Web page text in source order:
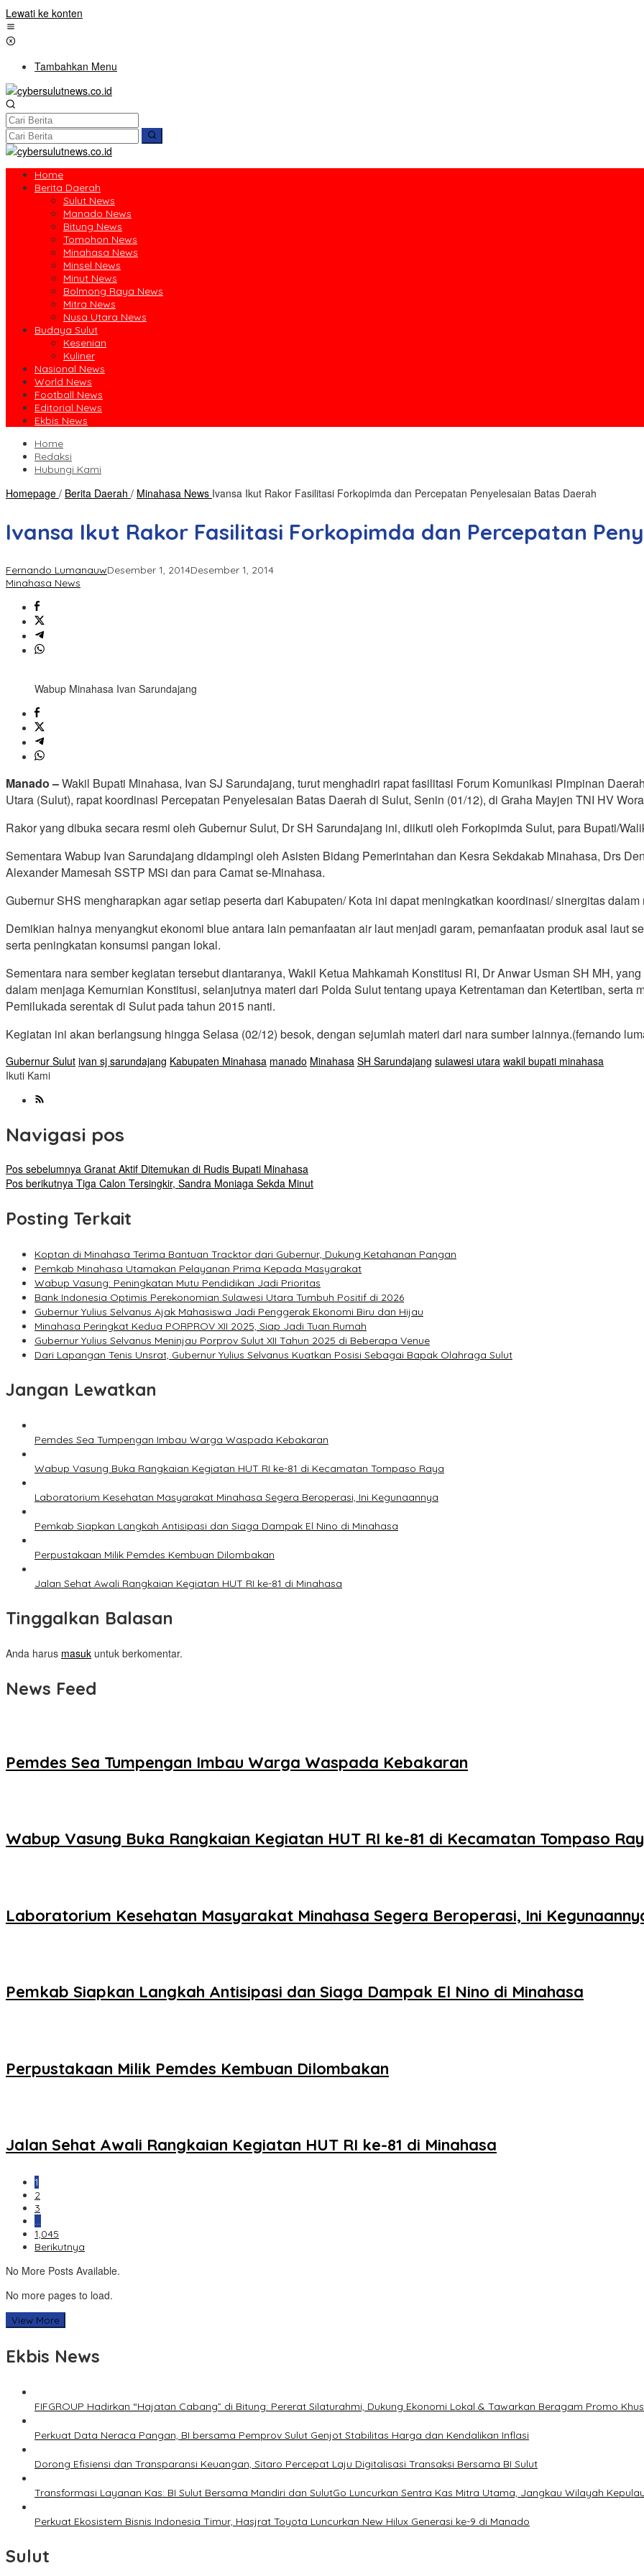
Lewati ke konten
Tambahkan Menu
Home
Berita Daerah
Sulut News
Manado News
Bitung News
Tomohon News
Minahasa News
Minsel News
Minut News
Bolmong Raya News
Mitra News
Nusa Utara News
Budaya Sulut
Kesenian
Kuliner
Nasional News
World News
Football News
Editorial News
Ekbis News
Home
Redaksi
Hubungi Kami
Homepage / Berita Daerah / Minahasa News Ivansa Ikut Rakor Fasilitasi Forkopimda dan Percepatan Penyelesaian Batas Daerah
Ivansa Ikut Rakor Fasilitasi Forkopimda dan Percepatan
Fernando LumanauwDesember 1, 2014Desember 1, 2014
Minahasa News
Wabup Minahasa Ivan Sarundajang
Manado –Wakil Bupati Minahasa, Ivan SJ Sarundajang, turut menghadiri rapat fasilitasi Forum Komunikasi Pimpinan
Utara (Sulut), rapat koordinasi Percepatan Penyelesaian Batas Daerah di Sulut, Senin (01/12), di Graha Mayjen TNI HV
Rakor yang dibuka secara resmi oleh Gubernur Sulut, Dr SH Sarundajang ini, diikuti oleh Forkopimda Sulut, para Bupati/
Sementara Wabup Ivan Sarundajang didampingi oleh Asisten Bidang Pemerintahan dan Kesra Sekdakab Minahasa, Drs
Alexander Mamesah SSTP MSi dan para Camat se-Minahasa.
Gubernur SHS mengharapkan agar setiap peserta dari Kabupaten/ Kota ini dapat meningkatkan koordinasi/ sinergitas
Demikian halnya menyangkut ekonomi blue antara lain pemanfaatan air laut menjadi garam, pemanfaatan produk asal laut
serta peningkatan konsumsi pangan lokal.
Sementara nara sember kegiatan tersebut diantaranya, Wakil Ketua Mahkamah Konstitusi RI, Dr Anwar Usman SH MH,
dalam menjaga Kemurnian Konstitusi, selanjutnya materi dari Polda Sulut tentang upaya Ketrentaman dan Ketertiban, serta
Pemilukada serentak di Sulut pada tahun 2015 nanti.
Kegiatan ini akan berlangsung hingga Selasa (02/12) besok, dengan sejumlah materi dari nara sumber lainnya.(fernando
Gubernur Sulut ivan sj sarundajang Kabupaten Minahasa manado Minahasa SH Sarundajang sulawesi utara wakil bupati minahasa
Ikuti Kami
Navigasi pos
Pos sebelumnya Granat Aktif Ditemukan di Rudis Bupati Minahasa
Pos berikutnya Tiga Calon Tersingkir, Sandra Moniaga Sekda Minut
Posting Terkait
Koptan di Minahasa Terima Bantuan Tracktor dari Gubernur, Dukung Ketahanan Pangan
Pemkab Minahasa Utamakan Pelayanan Prima Kepada Masyarakat
Wabup Vasung: Peningkatan Mutu Pendidikan Jadi Prioritas
Bank Indonesia Optimis Perekonomian Sulawesi Utara Tumbuh Positif di 2026
Gubernur Yulius Selvanus Ajak Mahasiswa Jadi Penggerak Ekonomi Biru dan Hijau
Minahasa Peringkat Kedua PORPROV XII 2025, Siap Jadi Tuan Rumah
Gubernur Yulius Selvanus Meninjau Porprov Sulut XII Tahun 2025 di Beberapa Venue
Dari Lapangan Tenis Unsrat, Gubernur Yulius Selvanus Kuatkan Posisi Sebagai Bapak Olahraga Sulut
Jangan Lewatkan
Pemdes Sea Tumpengan Imbau Warga Waspada Kebakaran
Wabup Vasung Buka Rangkaian Kegiatan HUT RI ke-81 di Kecamatan Tompaso Raya
Laboratorium Kesehatan Masyarakat Minahasa Segera Beroperasi, Ini Kegunaannya
Pemkab Siapkan Langkah Antisipasi dan Siaga Dampak El Nino di Minahasa
Perpustakaan Milik Pemdes Kembuan Dilombakan
Jalan Sehat Awali Rangkaian Kegiatan HUT RI ke-81 di Minahasa
Tinggalkan Balasan
Anda harus masuk untuk berkomentar.
News Feed
Pemdes Sea Tumpengan Imbau Warga Waspada Kebakaran
Wabup Vasung Buka Rangkaian Kegiatan HUT RI ke-81 di Kecamatan Tompaso
Laboratorium Kesehatan Masyarakat Minahasa Segera Beroperasi, Ini
Pemkab Siapkan Langkah Antisipasi dan Siaga Dampak El Nino di Minahasa
Perpustakaan Milik Pemdes Kembuan Dilombakan
Jalan Sehat Awali Rangkaian Kegiatan HUT RI ke-81 di Minahasa
1
2
3
…
1,045
Berikutnya
No More Posts Available.
No more pages to load.
View More
Ekbis News
FIFGROUP Hadirkan “Hajatan Cabang” di Bitung: Pererat Silaturahmi, Dukung Ekonomi Lokal & Tawarkan Beragam Promo
Perkuat Data Neraca Pangan, BI bersama Pemprov Sulut Genjot Stabilitas Harga dan Kendalikan Inflasi
Dorong Efisiensi dan Transparansi Keuangan, Sitaro Percepat Laju Digitalisasi Transaksi Bersama BI Sulut
Transformasi Layanan Kas: BI Sulut Bersama Mandiri dan SulutGo Luncurkan Sentra Kas Mitra Utama, Jangkau Wilayah
Perkuat Ekosistem Bisnis Indonesia Timur, Hasjrat Toyota Luncurkan New Hilux Generasi ke-9 di Manado
Sulut